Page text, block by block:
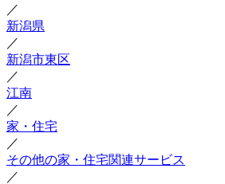
／
新潟県
／
新潟市東区
／
江南
／
家・住宅
／
その他の家・住宅関連サービス
／